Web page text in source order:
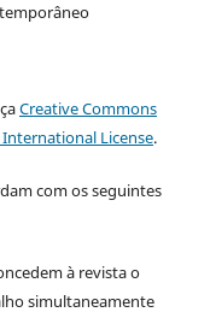
Creative Commons
License.
com os seguintes
à revista o
simultaneamente